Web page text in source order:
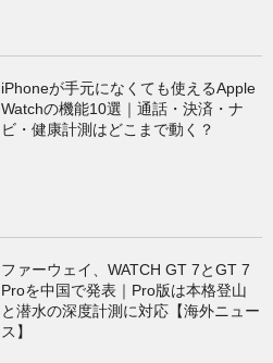
iPhoneが手元になくても使えるApple
Watchの機能10選｜通話・決済・ナ
ビ・健康計測はどこまで動く？
ファーウェイ、WATCH GT 7とGT 7
Proを中国で発表｜Pro版は本格登山
と潜水の深度計測に対応【海外ニュー
ス】